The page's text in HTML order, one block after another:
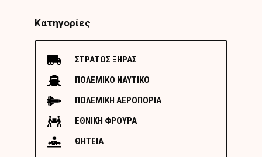
Κατηγορίες
ΣΤΡΑΤΟΣ ΞΗΡΑΣ
ΠΟΛΕΜΙΚΟ ΝΑΥΤΙΚΟ
ΠΟΛΕΜΙΚΗ ΑΕΡΟΠΟΡΙΑ
ΕΘΝΙΚΗ ΦΡΟΥΡΑ
ΘΗΤΕΙΑ